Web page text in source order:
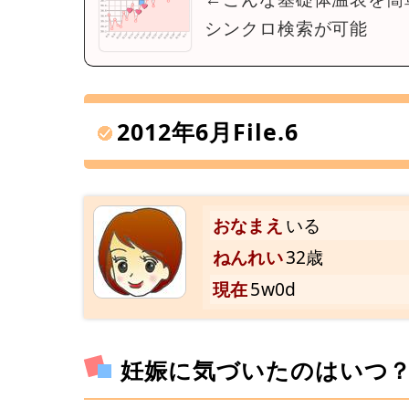
シンクロ検索が可能
2012年6月File.6
おなまえ いる
ねんれい32歳
現在5w0d
妊娠に気づいたのはいつ